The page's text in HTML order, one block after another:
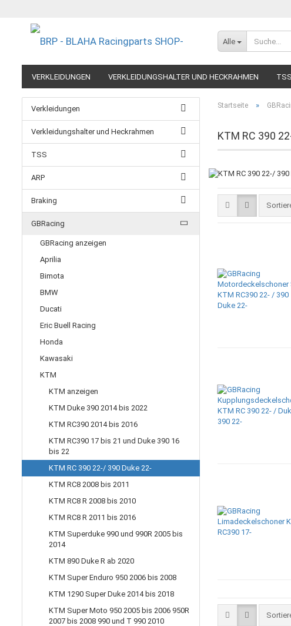
Alle
VERKLEIDUNGEN VERKLEIDUNGSHALTER UND HECKRAHMEN TSS
EXTREME COMPONENTS FELGEN IM MOTORRADRENNSPORT
Startseite »
KTM RC 390
Verkleidungen
Verkleidungshalter und Heckrahmen
TSS
ARP
Braking
GBRacing
GBRacing anzeigen
Aprilia
Bimota
BMW
Ducati
Eric Buell Racing
Honda
Kawasaki
KTM
KTM anzeigen
KTM Duke 390 2014 bis 2022
KTM RC390 2014 bis 2016
KTM RC390 17 bis 21 und Duke 390 16
bis 22
KTM RC 390 22-/ 390 Duke 22-
KTM RC8 2008 bis 2011
KTM RC8 R 2008 bis 2010
KTM RC8 R 2011 bis 2016
KTM Superduke 990 und 990R 2005 bis
2014
KTM 890 Duke R ab 2020
KTM Super Enduro 950 2006 bis 2008
KTM 1290 Super Duke 2014 bis 2018
KTM Super Moto 950 2005 bis 2006 950R
2007 bis 2008 990 und T 990 2010